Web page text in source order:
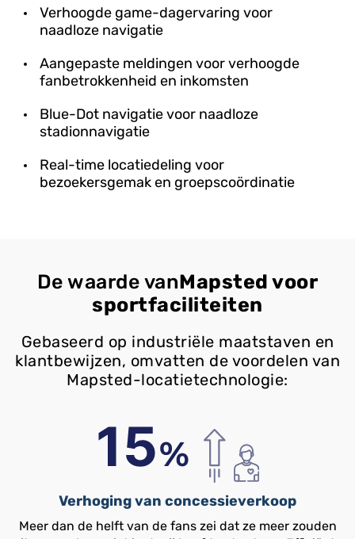
Verhoogde game-dagervaring voor
naadloze navigatie
Aangepaste meldingen voor verhoogde
fanbetrokkenheid en inkomsten
Blue-Dot navigatie voor naadloze
stadionnavigatie
Real-time locatiedeling voor
bezoekersgemak en groepscoördinatie
De waarde vanMapsted voor
sportfaciliteiten
Gebaseerd op industriële maatstaven en
klantbewijzen, omvatten de voordelen van
Mapsted-locatietechnologie:
Verhoging van concessieverkoop
Meer dan de helft van de fans zei dat ze meer zouden